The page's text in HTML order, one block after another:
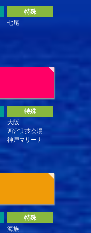
特殊
七尾
特殊
大阪
西宮実技会場
神戸マリーナ
特殊
海族